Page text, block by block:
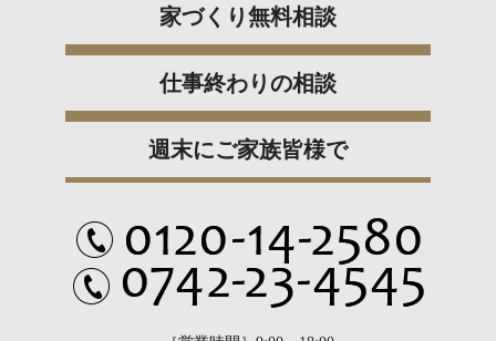
家づくり無料相談
仕事終わりの相談
週末にご家族皆様で